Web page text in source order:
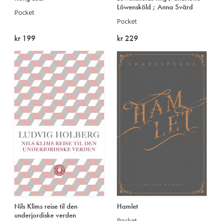
mer
Pocket
kr 199
På lager
utg.
mer
Löwensköld ; Anna Svärd
Pocket
kr 229
På lager
Löwensköld-
trilogien
mer
Nils Klims reise til den
underjordiske verden
1.
utg.
Hamlet
Forord
og